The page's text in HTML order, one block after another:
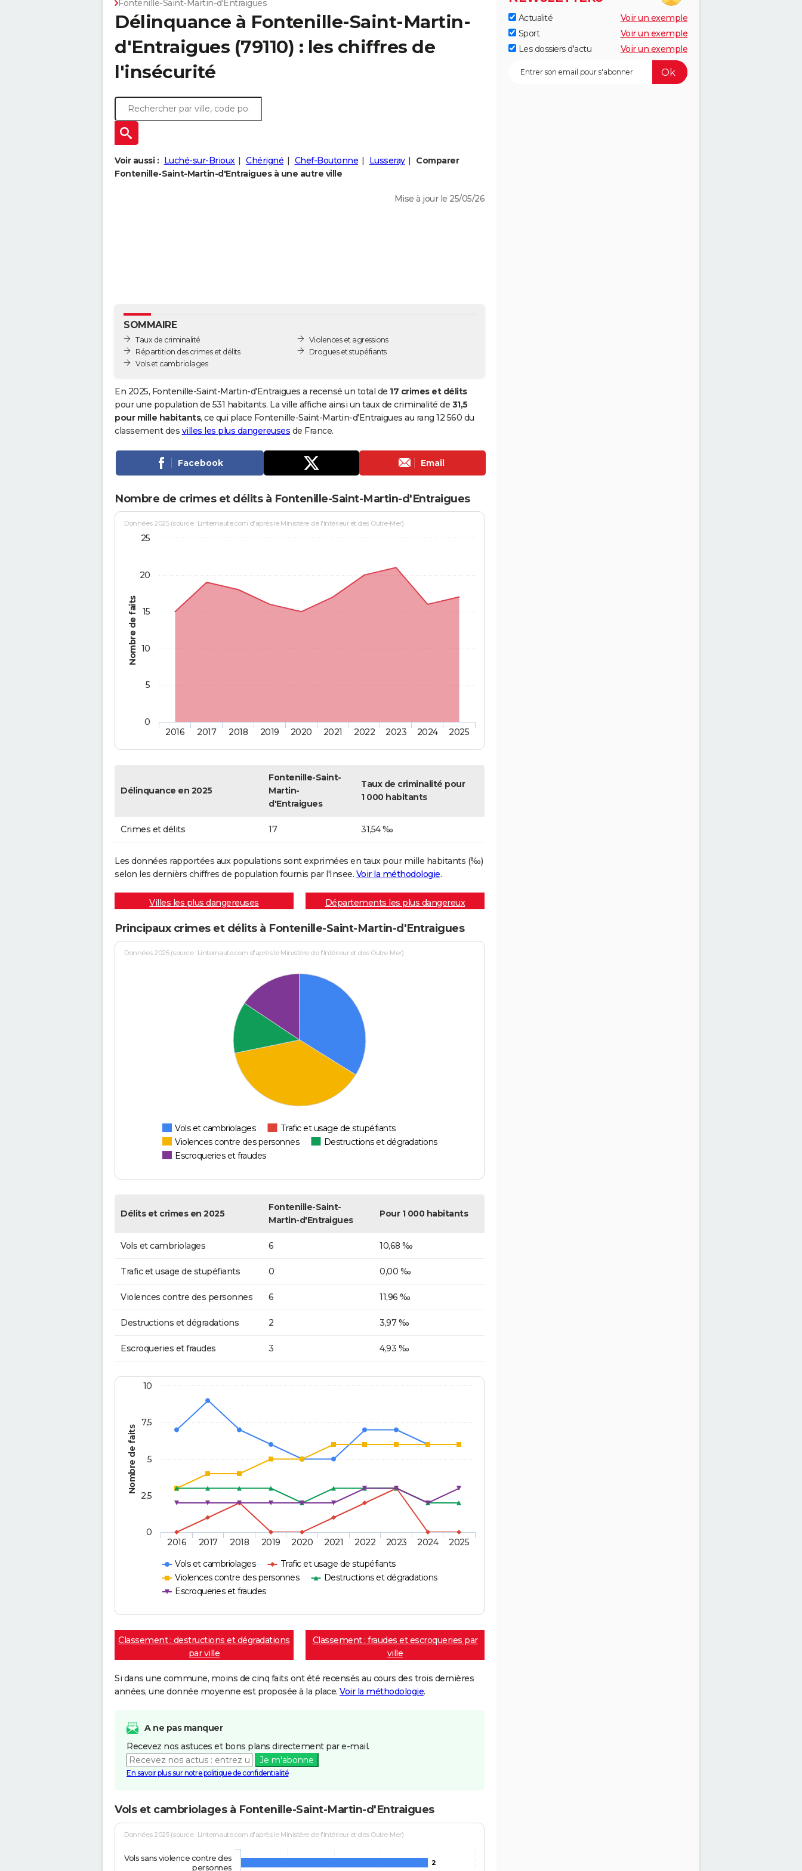
Fontenille-Saint-Martin-d'Entraigues
Délinquance à Fontenille-Saint-Martin-
d'Entraigues (79110) : les chiffres de
l'insécurité
Voir aussi : Luché-sur-Brioux Chérigné Chef-Boutonne Lusseray
Comparer
Fontenille-Saint-Martin-d'Entraigues à une autre ville
Mise à jour le 25/05/26
SOMMAIRE
Taux de criminalité
Répartition des crimes et délits
Vols et cambriolages
Violences et agressions
Drogues et stupéfiants
En 2025, Fontenille-Saint-Martin-d'Entraigues a recensé un total de 17 crimes et délits
pour une population de 531 habitants. La ville affiche ainsi un taux de criminalité de 31,5
pour mille habitants, ce qui place Fontenille-Saint-Martin-d'Entraigues au rang 12 560 du
classement des villes les plus dangereuses de France.
Facebook Email
Nombre de crimes et délits à Fontenille-Saint-Martin-d'Entraigues
Nombre de faits
Données 2025 (source : Linternaute.com d'après le Ministère de l'Intérieur et des Outre-Mer)
2016 2017 2018 2019 2020 2021 2022 2023 2024 2025
0
5
10
15
20
25
Délinquance en 2025
Fontenille-Saint-
Martin-
d'Entraigues
Taux de criminalité pour
1 000 habitants
Crimes et délits 17 31,54 ‰
Les données rapportées aux populations sont exprimées en taux pour mille habitants (‰)
selon les dernièrs chiffres de population fournis par l'Insee. Voir la méthodologie.
Villes les plus dangereuses Départements les plus dangereux
Principaux crimes et délits à Fontenille-Saint-Martin-d'Entraigues
Données 2025 (source : Linternaute.com d'après le Ministère de l'Intérieur et des Outre-Mer)
Vols et cambriolages
Trafic et usage de stupéfiants
Violences contre des personnes
Destructions et dégradations
Escroqueries et fraudes
Délits et crimes en 2025
Fontenille-Saint-
Martin-d'Entraigues
Pour 1 000 habitants
Vols et cambriolages 6 10,68 ‰
Trafic et usage de stupéfiants 0 0,00 ‰
Violences contre des personnes 6 11,96 ‰
Destructions et dégradations 2 3,97 ‰
Escroqueries et fraudes 3 4,93 ‰
Nombre de faits
Vols et cambriolages
Trafic et usage de stupéfiants
Violences contre des personnes
Destructions et dégradations
Escroqueries et fraudes
2016 2017 2018 2019 2020 2021 2022 2023 2024 2025
0
2,5
5
7,5
10
Classement : destructions et dégradations
par ville
Classement : fraudes et escroqueries par
ville
Si dans une commune, moins de cinq faits ont été recensés au cours des trois dernières
années, une donnée moyenne est proposée à la place. Voir la méthodologie.
A ne pas manquer
Recevez nos astuces et bons plans directement par e-mail.
Je m'abonne
En savoir plus sur notre politique de confidentialité
Vols et cambriolages à Fontenille-Saint-Martin-d'Entraigues
Données 2025 (source : Linternaute.com d'après le Ministère de l'Intérieur et des Outre-Mer)
2
Vols sans violence contre des
personnes
Actualité
Voir un exemple
Sport
Voir un exemple
Les dossiers d'actu
Voir un exemple